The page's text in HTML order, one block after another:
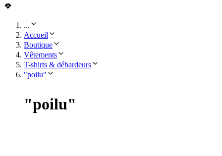
...
Accueil
Boutique
Vêtements
T-shirts & débardeurs
"poilu"
"poilu"